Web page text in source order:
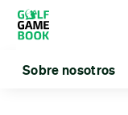
Sobre nosotros